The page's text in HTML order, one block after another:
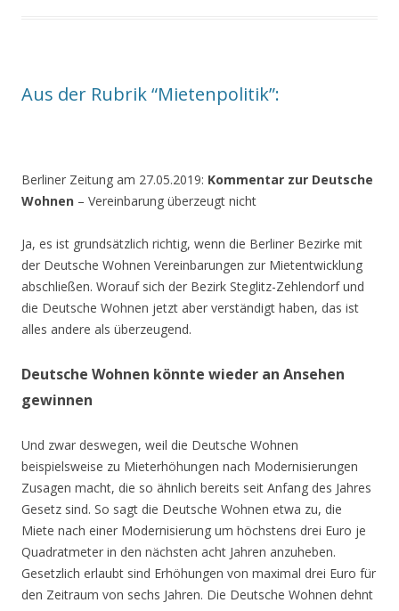
Aus der Rubrik “Mietenpolitik”:
Berliner Zeitung am 27.05.2019: Kommentar zur Deutsche
Wohnen – Vereinbarung überzeugt nicht
Ja, es ist grundsätzlich richtig, wenn die Berliner Bezirke mit
der Deutsche Wohnen Vereinbarungen zur Mietentwicklung
abschließen. Worauf sich der Bezirk Steglitz-Zehlendorf und
die Deutsche Wohnen jetzt aber verständigt haben, das ist
alles andere als überzeugend.
Deutsche Wohnen könnte wieder an Ansehen
gewinnen
Und zwar deswegen, weil die Deutsche Wohnen
beispielsweise zu Mieterhöhungen nach Modernisierungen
Zusagen macht, die so ähnlich bereits seit Anfang des Jahres
Gesetz sind. So sagt die Deutsche Wohnen etwa zu, die
Miete nach einer Modernisierung um höchstens drei Euro je
Quadratmeter in den nächsten acht Jahren anzuheben.
Gesetzlich erlaubt sind Erhöhungen von maximal drei Euro für
den Zeitraum von sechs Jahren. Die Deutsche Wohnen dehnt